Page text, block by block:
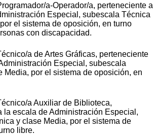
a-Operador/a, perteneciente a
Especial, subescala Técnica
el sistema de oposición, en turno
con discapacidad.
a de Artes Gráficas, perteneciente
Especial, subescala
Media, por el sistema de oposición, en
a Auxiliar de Biblioteca,
la escala de Administración Especial,
y clase Media, por el sistema de
libre.